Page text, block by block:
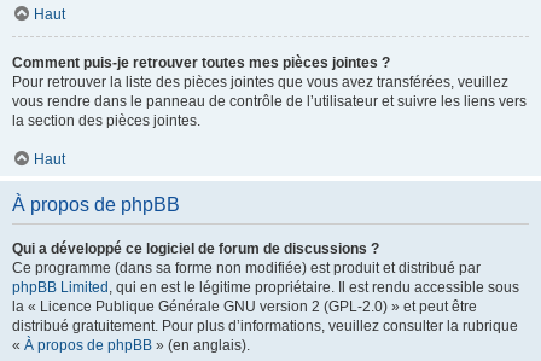
Haut
Comment puis-je retrouver toutes mes pièces jointes ?
Pour retrouver la liste des pièces jointes que vous avez transférées, veuillez
vous rendre dans le panneau de contrôle de l’utilisateur et suivre les liens vers
la section des pièces jointes.
Haut
À propos de phpBB
Qui a développé ce logiciel de forum de discussions ?
Ce programme (dans sa forme non modifiée) est produit et distribué par
phpBB Limited , qui en est le légitime propriétaire. Il est rendu accessible sous
la « Licence Publique Générale GNU version 2 (GPL-2.0) » et peut être
distribué gratuitement. Pour plus d’informations, veuillez consulter la rubrique
« À propos de phpBB » (en anglais).